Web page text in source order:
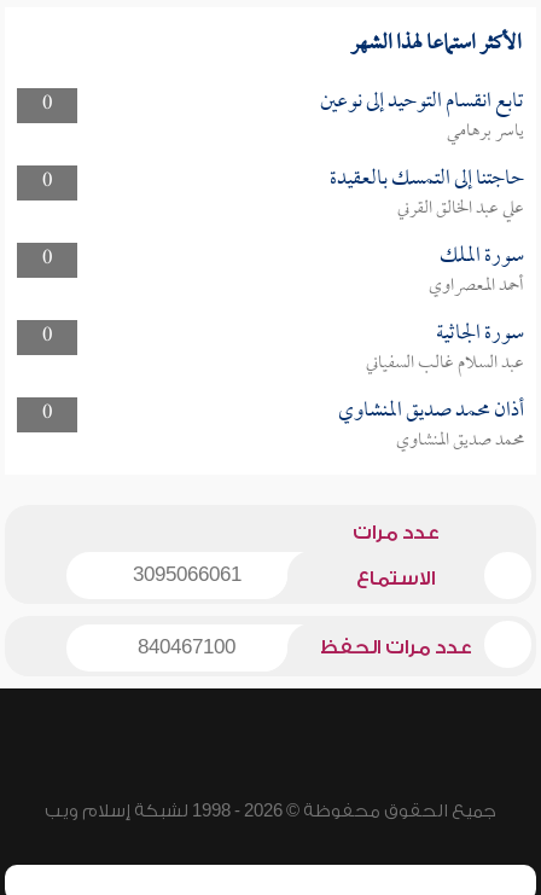
الأكثر استماعا لهذا الشهر
0 تابع انقسام التوحيد إلى نوعين
ياسر برهامي
0
حاجتنا إلى التمسك بالعقيدة
علي عبد الخالق القرني
0
سورة الملك
أحمد المعصراوي
0
سورة الجاثية
عبد السلام غالب السفياني
0
أذان محمد صديق المنشاوي
محمد صديق المنشاوي
عدد مرات
الاستماع 3095066061
عدد مرات الحفظ 840467100
جميع الحقوق محفوظة © 2026 - 1998 لشبكة إسلام ويب